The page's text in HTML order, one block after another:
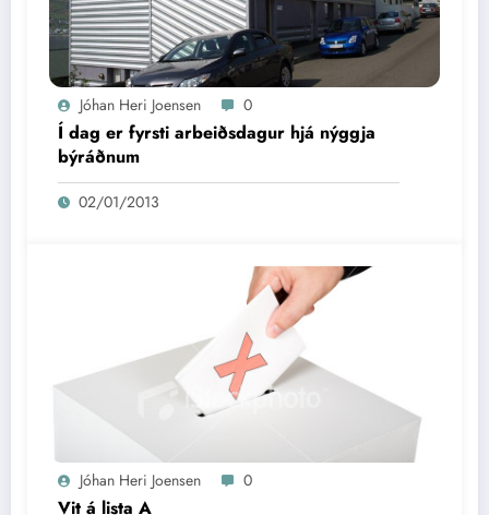
Jóhan Heri Joensen 0
Í dag er fyrsti arbeiðsdagur hjá nýggja
býráðnum
02/01/2013
Jóhan Heri Joensen 0
Vit á lista A